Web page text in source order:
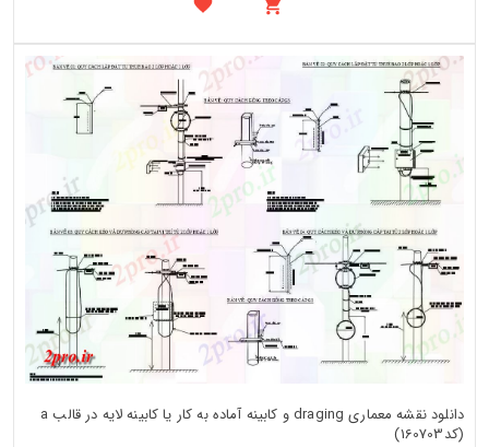
دانلود نقشه معماری draging و کابینه آماده به کار یا کابینه لایه در قالب a
(کد160703)